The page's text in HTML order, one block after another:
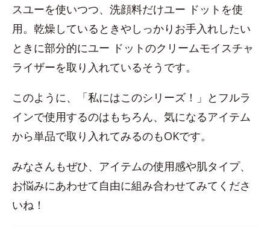
スユーを使いつつ、洗顔料だけユー ドットを使
用。乾燥しているときやしっかりお手入れしたい
ときに部分的にユー ドットのクリームモイスチャ
ライザーを取り入れているそうです。
このように、「私にはこのシリーズ！」とフルラ
インで使用するのはもちろん、気になるアイテム
から単品で取り入れてみるのもOKです。
みなさんもぜひ、アイテムの使用感や肌タイプ、
お悩みにあわせて自由に組み合わせてみてくださ
いね！